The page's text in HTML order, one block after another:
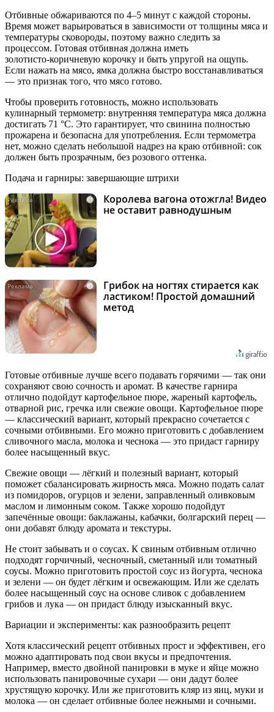
Отбивные обжариваются по 4–5 минут с каждой стороны.
Время может варьироваться в зависимости от толщины мяса и
температуры сковороды, поэтому важно следить за
процессом. Готовая отбивная должна иметь
золотисто‑коричневую корочку и быть упругой на ощупь.
Если нажать на мясо, ямка должна быстро восстанавливаться
— это признак того, что мясо готово.
Чтобы проверить готовность, можно использовать
кулинарный термометр: внутренняя температура мяса должна
достигать 71 °C. Это гарантирует, что свинина полностью
прожарена и безопасна для употребления. Если термометра
нет, можно сделать небольшой надрез на краю отбивной: сок
должен быть прозрачным, без розового оттенка.
Подача и гарниры: завершающие штрихи
i
Королева вагона отожгла! Видео
не оставит равнодушным
i
Грибок на ногтях стирается как
ластиком! Простой домашний
метод
Готовые отбивные лучше всего подавать горячими — так они
сохраняют свою сочность и аромат. В качестве гарнира
отлично подойдут картофельное пюре, жареный картофель,
отварной рис, гречка или свежие овощи. Картофельное пюре
— классический вариант, который прекрасно сочетается с
сочными отбивными. Его можно приготовить с добавлением
сливочного масла, молока и чеснока — это придаст гарниру
более насыщенный вкус.
Свежие овощи — лёгкий и полезный вариант, который
поможет сбалансировать жирность мяса. Можно подать салат
из помидоров, огурцов и зелени, заправленный оливковым
маслом и лимонным соком. Также хорошо подойдут
запечённые овощи: баклажаны, кабачки, болгарский перец —
они добавят блюду аромата и текстуры.
Не стоит забывать и о соусах. К свиным отбивным отлично
подходят горчичный, чесночный, сметанный или томатный
соусы. Можно приготовить простой соус из йогурта, чеснока
и зелени — он будет лёгким и освежающим. Или же сделать
более насыщенный соус на основе сливок с добавлением
грибов и лука — он придаст блюду изысканный вкус.
Вариации и эксперименты: как разнообразить рецепт
Хотя классический рецепт отбивных прост и эффективен, его
можно адаптировать под свои вкусы и предпочтения.
Например, вместо двойной панировки в муке и яйце можно
использовать панировочные сухари — они дадут более
хрустящую корочку. Или же приготовить кляр из яиц, муки и
молока — он сделает отбивные более нежными и сочными.